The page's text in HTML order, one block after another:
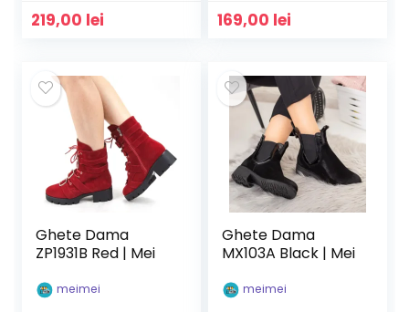
219,00 lei 169,00 lei
Ghete Dama
ZP1931B Red | Mei
meimei
Ghete Dama
MX103A Black | Mei
meimei